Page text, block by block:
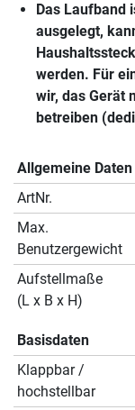
Das Laufband
ausgelegt,
werden. Für
wir, das Gerät
betreiben
Allgemeine Daten
ArtNr.
Max.
Benutzergewicht
Aufstellmaße
(L x B x H)
Basisdaten
Klappbar /
hochstellbar